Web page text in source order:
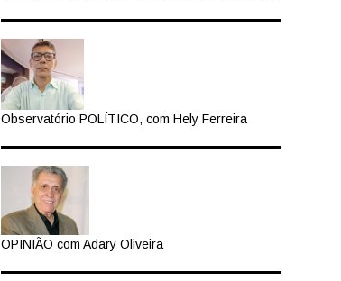
Observatório POLÍTICO, com Hely Ferreira
OPINIÃO com Adary Oliveira